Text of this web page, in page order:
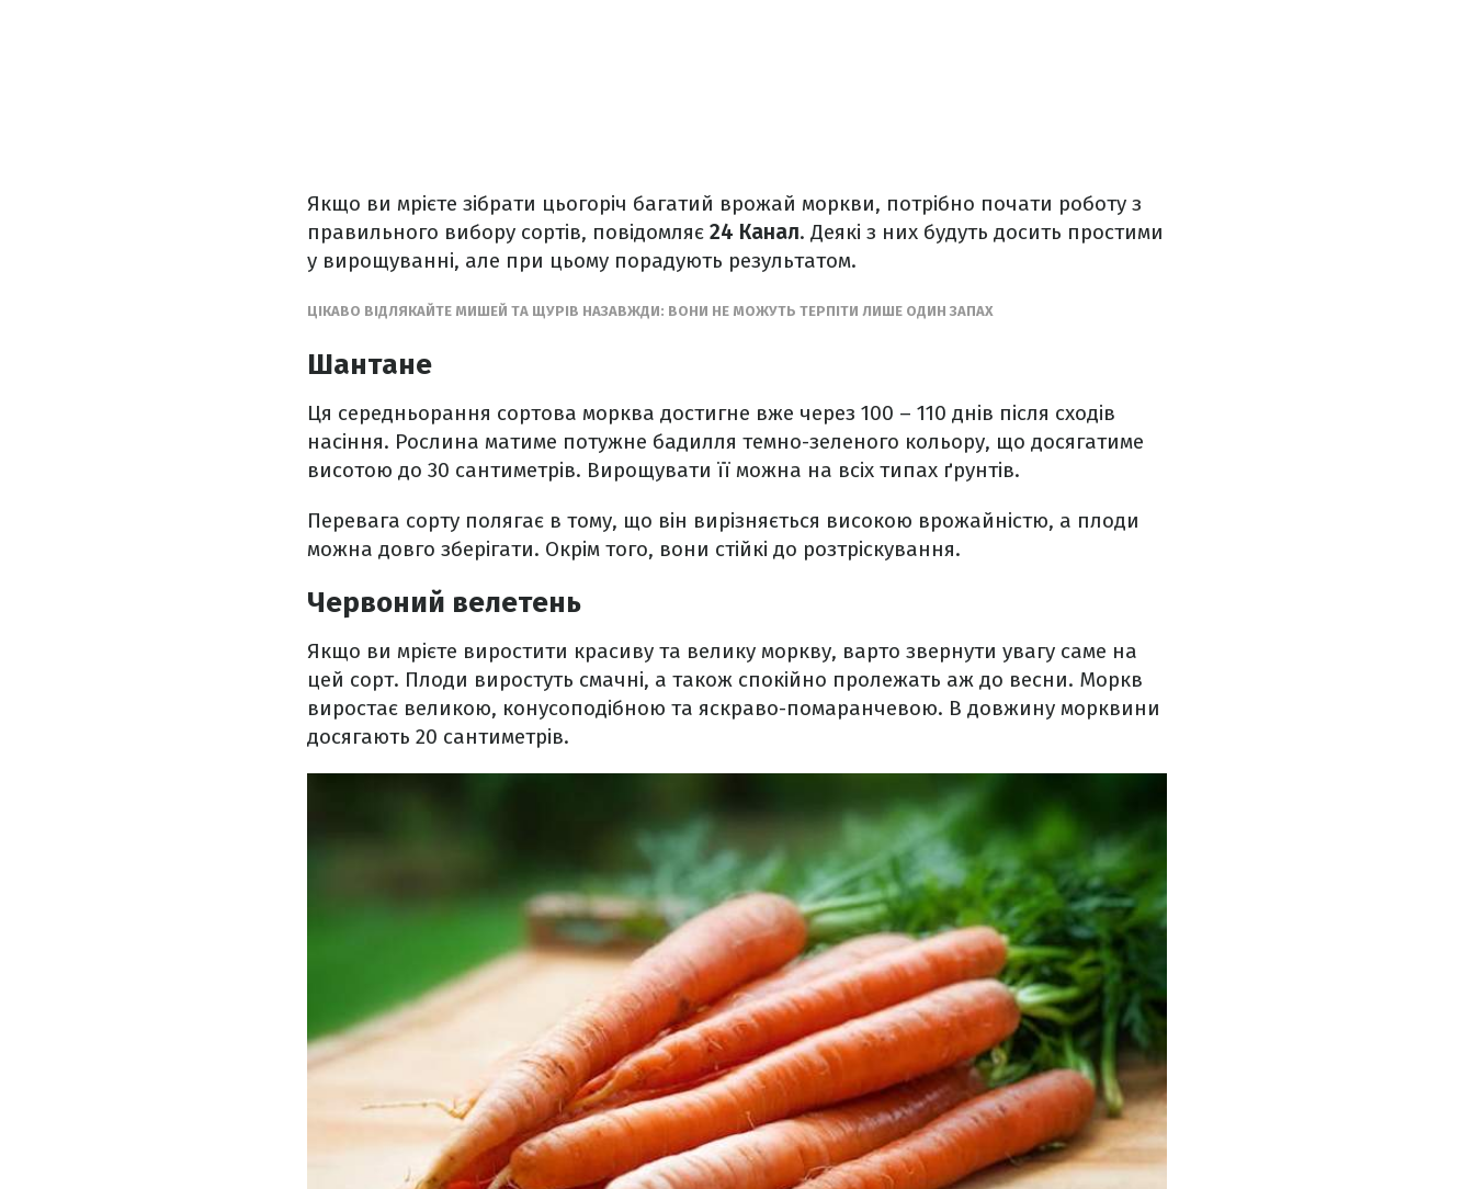
Якщо ви мрієте зібрати цьогоріч багатий врожай моркви, потрібно почати роботу з
правильного вибору сортів, повідомляє 24 Канал. Деякі з них будуть досить простими
у вирощуванні, але при цьому порадують результатом.
ЦІКАВО ВІДЛЯКАЙТЕ МИШЕЙ ТА ЩУРІВ НАЗАВЖДИ: ВОНИ НЕ МОЖУТЬ ТЕРПІТИ ЛИШЕ ОДИН ЗАПАХ
Шантане
Ця середньорання сортова морква достигне вже через 100 – 110 днів після сходів
насіння. Рослина матиме потужне бадилля темно-зеленого кольору, що досягатиме
висотою до 30 сантиметрів. Вирощувати її можна на всіх типах ґрунтів.
Перевага сорту полягає в тому, що він вирізняється високою врожайністю, а плоди
можна довго зберігати. Окрім того, вони стійкі до розтріскування.
Червоний велетень
Якщо ви мрієте виростити красиву та велику моркву, варто звернути увагу саме на
цей сорт. Плоди виростуть смачні, а також спокійно пролежать аж до весни. Моркв
виростає великою, конусоподібною та яскраво-помаранчевою. В довжину морквини
досягають 20 сантиметрів.